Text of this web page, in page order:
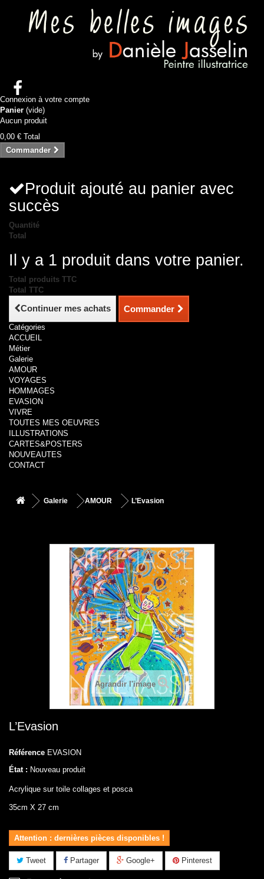
Connexion à votre compte
Panier (vide)
Aucun produit
0,00 € Total
Commander
Produit ajouté au panier avec
succès
Quantité
Total
Il y a 1 produit dans votre panier.
Total produits TTC
Total TTC
Continuer mes achats Commander
Catégories
ACCUEIL
Métier
Galerie
AMOUR
VOYAGES
HOMMAGES
EVASION
VIVRE
TOUTES MES OEUVRES
ILLUSTRATIONS
CARTES&POSTERS
NOUVEAUTES
CONTACT
Galerie AMOUR L’Evasion
Agrandir l'image
L’Evasion
Référence EVASION
État : Nouveau produit
Acrylique sur toile collages et posca
35cm X 27 cm
Attention : dernières pièces disponibles !
Tweet Partager Google+ Pinterest